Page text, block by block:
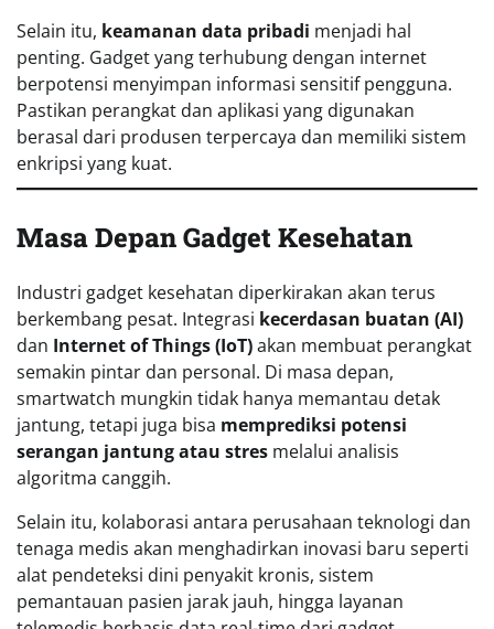
Selain itu, keamanan data pribadi menjadi hal
penting. Gadget yang terhubung dengan internet
berpotensi menyimpan informasi sensitif pengguna.
Pastikan perangkat dan aplikasi yang digunakan
berasal dari produsen terpercaya dan memiliki sistem
enkripsi yang kuat.
Masa Depan Gadget Kesehatan
Industri gadget kesehatan diperkirakan akan terus
berkembang pesat. Integrasi kecerdasan buatan (AI)
dan Internet of Things (IoT)akan membuat perangkat
semakin pintar dan personal. Di masa depan,
smartwatch mungkin tidak hanya memantau detak
jantung, tetapi juga bisa memprediksi potensi
serangan jantung atau stres melalui analisis
algoritma canggih.
Selain itu, kolaborasi antara perusahaan teknologi dan
tenaga medis akan menghadirkan inovasi baru seperti
alat pendeteksi dini penyakit kronis, sistem
pemantauan pasien jarak jauh, hingga layanan